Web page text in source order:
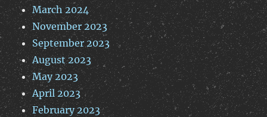
March 2024
November 2023
September 2023
August 2023
May 2023
April 2023
February 2023